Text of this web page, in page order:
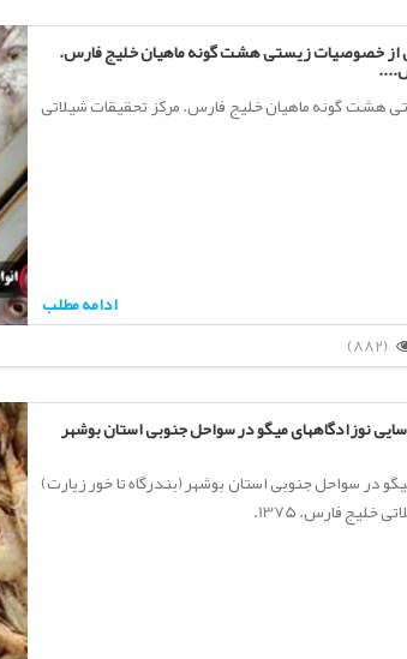
از خصوصیات زیستی هشت گونه ماهیان خلیج فارس.
هشت گونه ماهیان خلیج فارس. مرکز تحقیقات شیلاتی
ادامه مطلب
(882)
نوزادگاههای میگو در سواحل جنوبی استان بوشهر
در سواحل جنوبی استان بوشهر (بندرگاه تا خور زیارت)